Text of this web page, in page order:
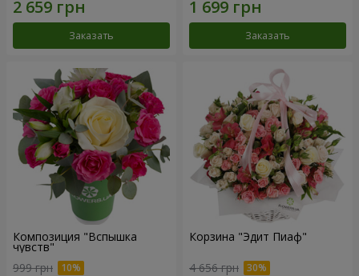
Заказать Заказать
Композиция "Вспышка
чувств"
999 грн
Корзина "Эдит Пиаф"
4 656 грн